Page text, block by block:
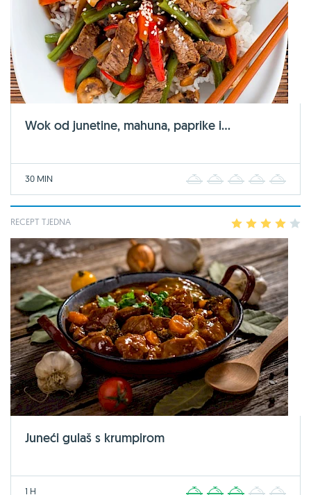
Wok od junetine, mahuna, paprike i...
30 MIN 2 3 4
RECEPT TJEDNA 2 3 4
Juneći gulaš s krumpirom
1 H